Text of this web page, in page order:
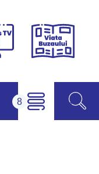
Campus
Viața